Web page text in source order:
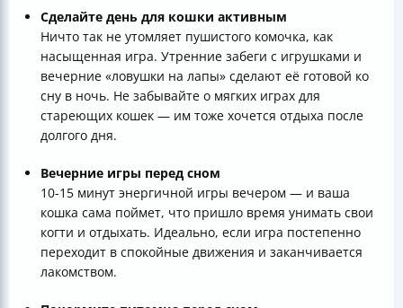
Сделайте день для кошки активным
Ничто так не утомляет пушистого комочка, как
насыщенная игра. Утренние забеги с игрушками и
вечерние «ловушки на лапы» сделают её готовой ко
сну в ночь. Не забывайте о мягких играх для
стареющих кошек — им тоже хочется отдыха после
долгого дня.
Вечерние игры перед сном
10-15 минут энергичной игры вечером — и ваша
кошка сама поймет, что пришло время унимать свои
когти и отдыхать. Идеально, если игра постепенно
переходит в спокойные движения и заканчивается
лакомством.